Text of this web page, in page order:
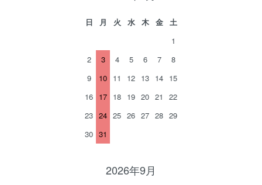
日 月 火 水 木 金
土
1
2
3 4 5 6 7
8
9
10 11 12 13 14 15
16 17 18 19 20 21
22
23 24 25 26 27 28 29
30 31
2026年9月